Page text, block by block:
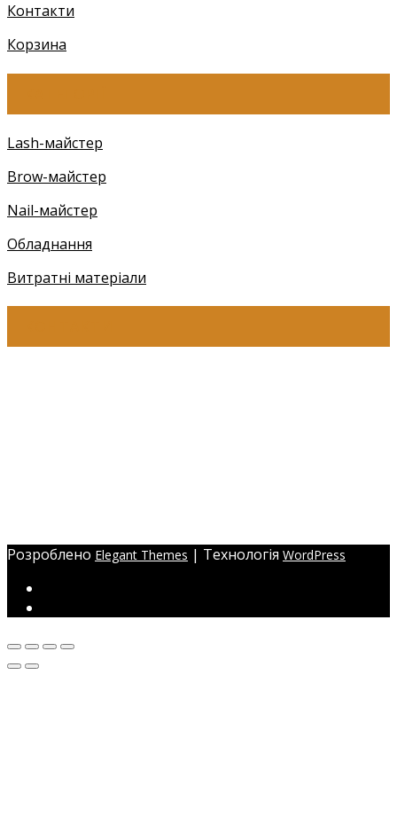
Контакти
Корзина
Lash-майстер
Brow-майстер
Nail-майстер
Обладнання
Витратні матеріали
Розроблено Elegant Themes | Технологія WordPress